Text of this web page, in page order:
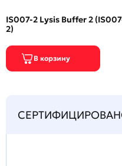
IS007-2 Lysis Buffer 2
2)